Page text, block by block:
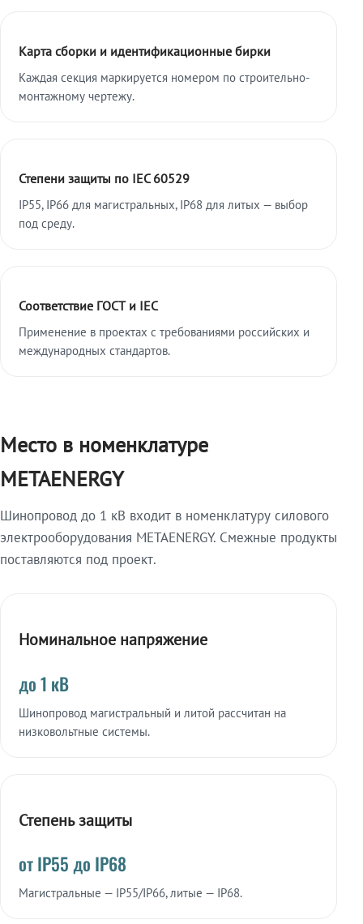
Карта сборки и идентификационные бирки
Каждая секция маркируется номером по строительно-
монтажному чертежу.
Степени защиты по IEC 60529
IP55, IP66 для магистральных, IP68 для литых — выбор
под среду.
Соответствие ГОСТ и IEC
Применение в проектах с требованиями российских и
международных стандартов.
Место в номенклатуре
METAENERGY
Шинопровод до 1 кВ входит в номенклатуру силового
электрооборудования METAENERGY. Смежные продукты
поставляются под проект.
Номинальное напряжение
до 1 кВ
Шинопровод магистральный и литой рассчитан на
низковольтные системы.
Степень защиты
от IP55 до IP68
Магистральные — IP55/IP66, литые — IP68.